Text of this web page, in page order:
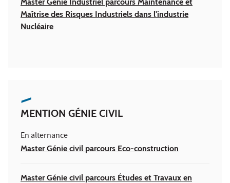
Maîtrise des Risques Industriels dans l'industrie
Nucléaire
MENTION GÉNIE CIVIL
En alternance
Master Génie civil parcours Eco-construction
Master Génie civil parcours Études et Travaux en